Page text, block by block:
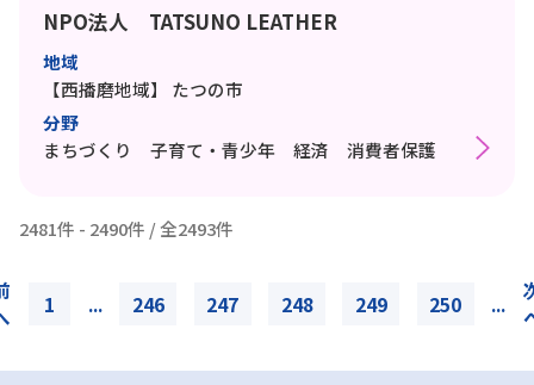
NPO法人 TATSUNO LEATHER
地域
【西播磨地域】
たつの市
分野
まちづくり 子育て・青少年 経済 消費者保護
2481件 - 2490件 / 全2493件
1 ... 246 247 248 249 250 ...